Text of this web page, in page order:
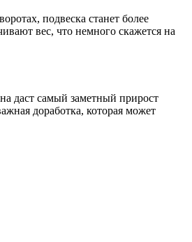
подвеска станет более
вес, что немного скажется на
даст самый заметный прирост
доработка, которая может